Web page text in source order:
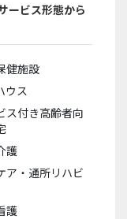
ービス形態から
健施設
ウス
ス付き高齢者向
護
ア・通所リハビ
護